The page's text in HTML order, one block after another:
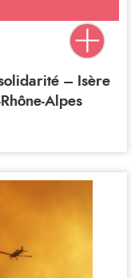
– Isère
Alpes